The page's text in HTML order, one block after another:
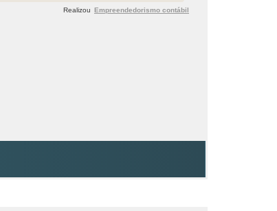
Realizou Empreendedorismo contábil